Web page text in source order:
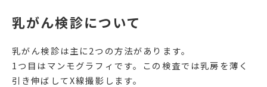
乳がん検診について
乳がん検診は主に2つの方法があります。
1つ目はマンモグラフィです。この検査では乳房を薄く
引き伸ばしてX線撮影します。